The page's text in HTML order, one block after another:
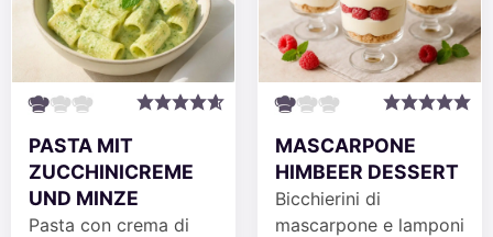
PASTA MIT
ZUCCHINICREME
UND MINZE
Pasta con crema di
MASCARPONE
HIMBEER DESSERT
Bicchierini di
mascarpone e lamponi